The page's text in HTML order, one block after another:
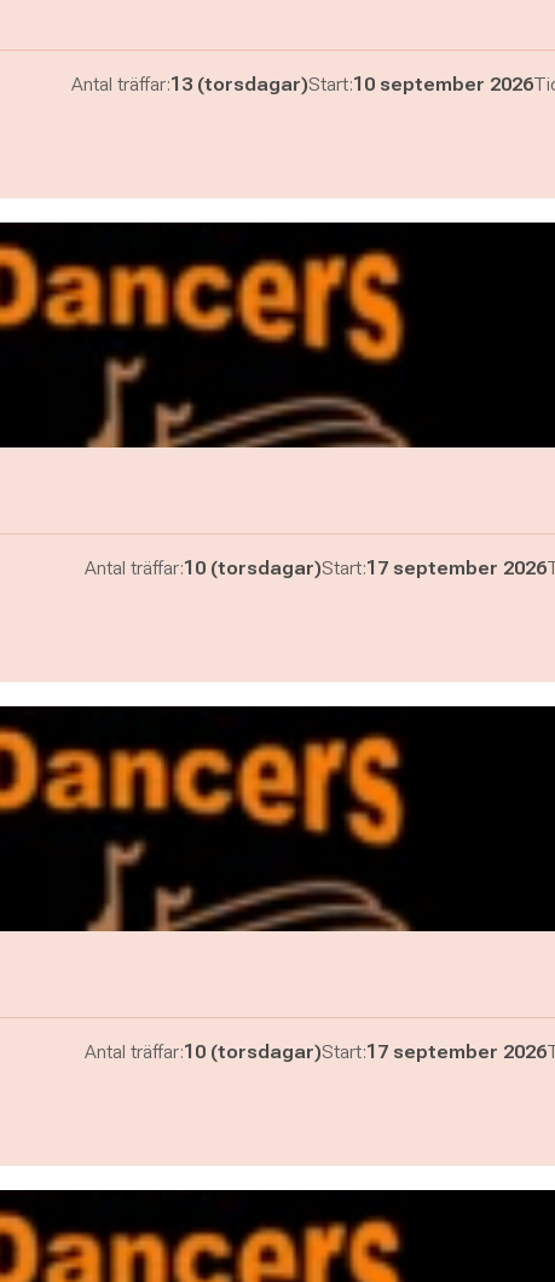
Antal träffar:13 (torsdagar)Start:10 september 2026
Antal träffar:10 (torsdagar)Start:17 september 2026
Antal träffar:10 (torsdagar)Start:17 september 2026